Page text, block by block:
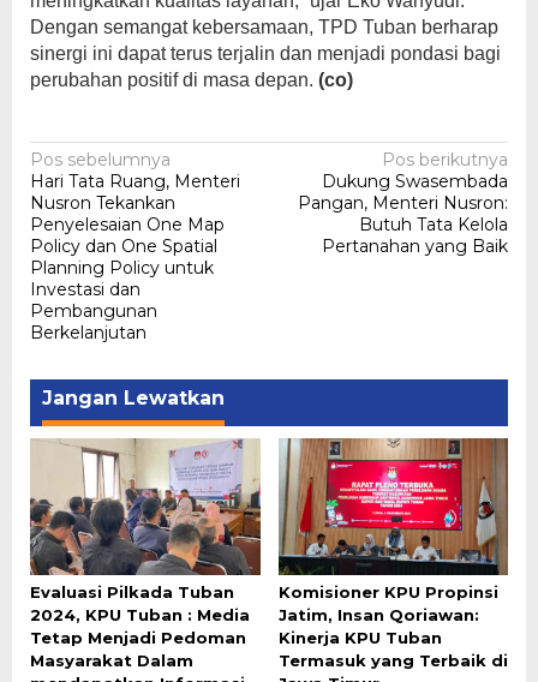
Dengan semangat kebersamaan, TPD Tuban berharap
sinergi ini dapat terus terjalin dan menjadi pondasi bagi
perubahan positif di masa depan. (co)
Navigasi
pos
Pos sebelumnya
Hari Tata Ruang, Menteri
Nusron Tekankan
Penyelesaian One Map
Policy dan One Spatial
Planning Policy untuk
Investasi dan
Pembangunan
Berkelanjutan
Pos berikutnya
Dukung Swasembada
Pangan, Menteri Nusron:
Butuh Tata Kelola
Pertanahan yang Baik
Jangan Lewatkan
Evaluasi Pilkada Tuban
2024, KPU Tuban : Media
Tetap Menjadi Pedoman
Masyarakat Dalam
Komisioner KPU Propinsi
Jatim, Insan Qoriawan:
Kinerja KPU Tuban
Termasuk yang Terbaik di